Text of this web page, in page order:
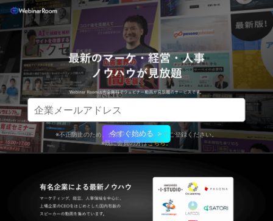
今すぐ始める ＞
※不正防止のため、企業メールアドレスでご登録ください。
※既に会員の方はこちら。